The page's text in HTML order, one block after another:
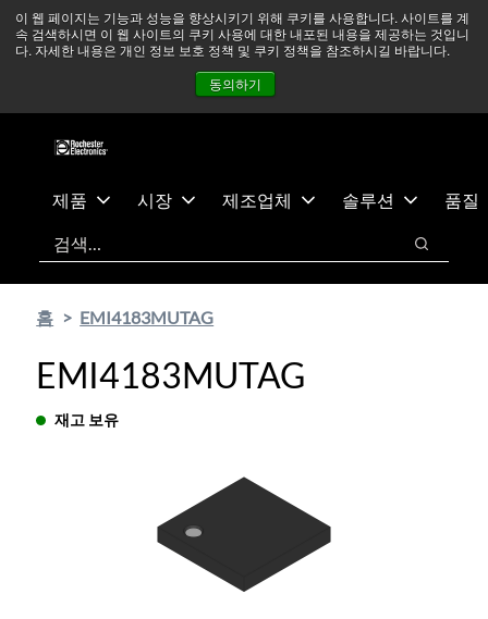
이 웹 페이지는 기능과 성능을 향상시키기 위해 쿠키를 사용합니다. 사이트를 계
속 검색하시면 이 웹 사이트의 쿠키 사용에 대한 내포된 내용을 제공하는 것입니
다. 자세한 내용은 개인 정보 보호 정책 및 쿠키 정책을 참조하시길 바랍니다.
동의하기
츠
건
중동 지역 상황을 지속적으로 주시하고 있으며, 모든 서비스는
정상적으로 운영되고 있습니다. 더 읽어보기 →
뉴스
문의하기
제품 시장 제조업체 솔루션
품질
검색
검색
홈 EMI4183MUTAG
EMI4183MUTAG
재고 보유